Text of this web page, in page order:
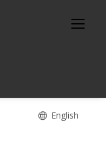
English